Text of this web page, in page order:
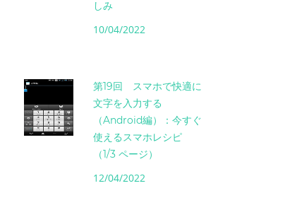
しみ
10/04/2022
第19回 スマホで快適に
文字を入力する
（Android編）：今すぐ
使えるスマホレシピ
（1/3 ページ）
12/04/2022